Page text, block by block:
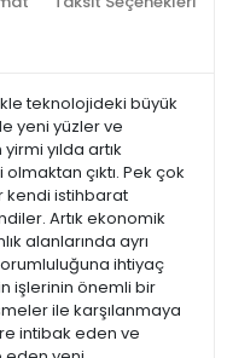
teknolojideki büyük
yeni yüzler ve
yılda artık
çıktı. Pek çok
kendi istihbarat
Artık ekonomik
alanlarında ayrı
ihtiyaç
işlerinin önemli bir
ile karşılanmaya
intibak eden ve